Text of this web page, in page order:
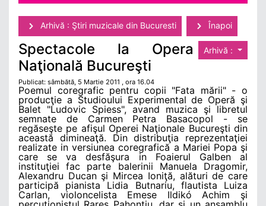
Arhivă : Ştiri muzicale din Bucuresti Înapoi
Arhivă :
Spectacole la Opera
Naţională Bucureşti
Publicat: sâmbătă, 5 Martie 2011 , ora 16.04
Poemul coregrafic pentru copii "Fata mării" - o
producţie a Studioului Experimental de Operă şi
Balet "Ludovic Spiess", avand muzica şi libretul
semnate de Carmen Petra Basacopol - se
regăseşte pe afişul Operei Naţionale Bucureşti din
această dimineaţă. Din distribuţia reprezentaţiei
realizate in versiunea coregrafică a Mariei Popa şi
care se va desfăşura in Foaierul Galben al
instituţiei fac parte balerinii Manuela Dragomir,
Alexandru Ducan şi Mircea Ioniţă, alături de care
participă pianista Lidia Butnariu, flautista Luiza
Carlan, violoncelista Emese Ildikó Achim şi